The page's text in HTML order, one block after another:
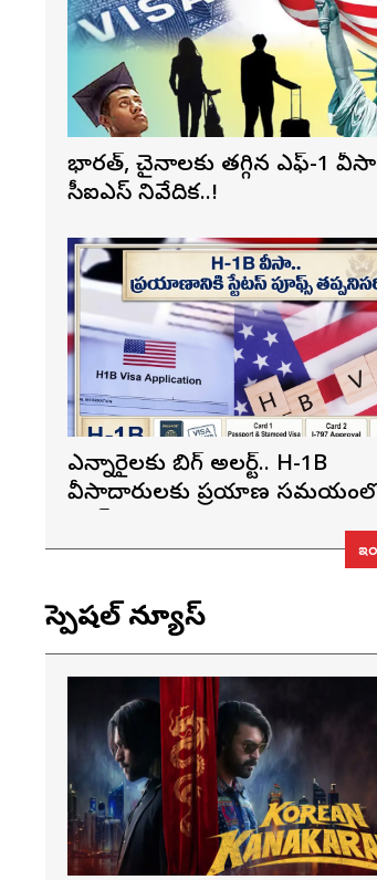
భారత్, చైనాలకు తగ్గిన ఎఫ్-1
సీఐఎస్ నివేదిక..!
ఎన్నారైలకు బిగ్ అలర్ట్.. H-1B
వీసాదారులకు ప్రయాణ సమయంలో
స్పెషల్ న్యూస్